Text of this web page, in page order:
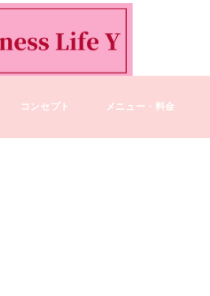
コンセプト メニュー・料金